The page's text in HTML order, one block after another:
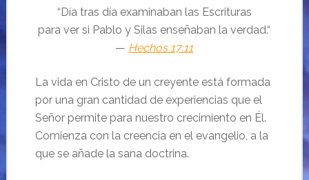
“Día tras día examinaban las Escrituras
para ver si Pablo y Silas enseñaban la verdad.“
— Hechos 17:11
La vida en Cristo de un creyente está formada
por una gran cantidad de experiencias que el
Señor permite para nuestro crecimiento en Él.
Comienza con la creencia en el evangelio, a la
que se añade la sana doctrina.